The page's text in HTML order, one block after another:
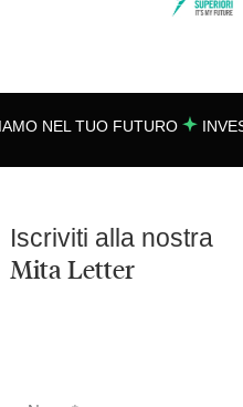
NEL TUO FUTURO
Iscriviti alla nostra
Mita Letter